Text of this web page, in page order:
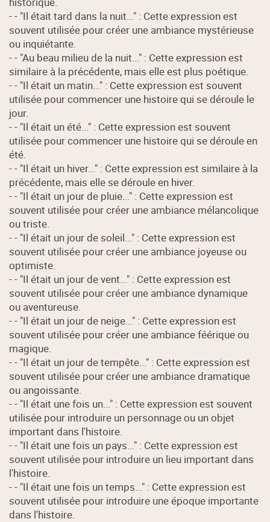
- - "Il était tard dans la nuit..." : Cette expression est
souvent utilisée pour créer une ambiance mystérieuse
ou inquiétante.
- - "Au beau milieu de la nuit..." : Cette expression est
similaire à la précédente, mais elle est plus poétique.
- - "Il était un matin..." : Cette expression est souvent
utilisée pour commencer une histoire qui se déroule le
jour.
- - "Il était un été..." : Cette expression est souvent
utilisée pour commencer une histoire qui se déroule en
été.
- - "Il était un hiver..." : Cette expression est similaire à la
précédente, mais elle se déroule en hiver.
- - "Il était un jour de pluie..." : Cette expression est
souvent utilisée pour créer une ambiance mélancolique
ou triste.
- - "Il était un jour de soleil..." : Cette expression est
souvent utilisée pour créer une ambiance joyeuse ou
optimiste.
- - "Il était un jour de vent..." : Cette expression est
souvent utilisée pour créer une ambiance dynamique
ou aventureuse.
- - "Il était un jour de neige..." : Cette expression est
souvent utilisée pour créer une ambiance féérique ou
magique.
- - "Il était un jour de tempête..." : Cette expression est
souvent utilisée pour créer une ambiance dramatique
ou angoissante.
- - "Il était une fois un..." : Cette expression est souvent
utilisée pour introduire un personnage ou un objet
important dans l'histoire.
- - "Il était une fois un pays..." : Cette expression est
souvent utilisée pour introduire un lieu important dans
l'histoire.
- - "Il était une fois un temps..." : Cette expression est
souvent utilisée pour introduire une époque importante
dans l'histoire.